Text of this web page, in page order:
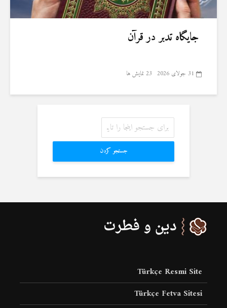
جایگاه تدبر در قرآن
31 جولای 2026 23 نمایش ها
جستجو کردن
Türkçe Resmi Site
Türkçe Fetva Sitesi